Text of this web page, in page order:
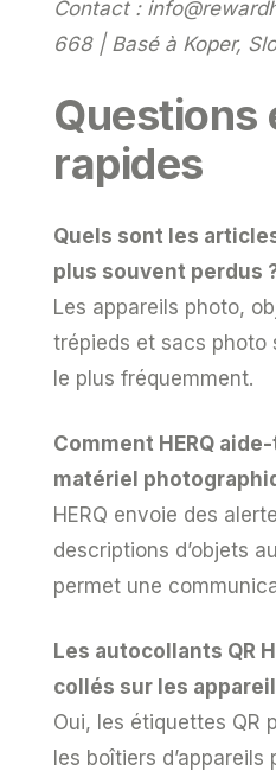
Contact :
668 | Basé à Koper,
Questions
rapides
Quels sont les
plus souvent perdus
Les appareils photo,
trépieds et sacs photo
le plus fréquemment.
Comment HERQ
matériel
HERQ envoie des
descriptions d’objets
permet une
Les autocollants QR
collés sur les
Oui, les étiquettes QR
les boîtiers